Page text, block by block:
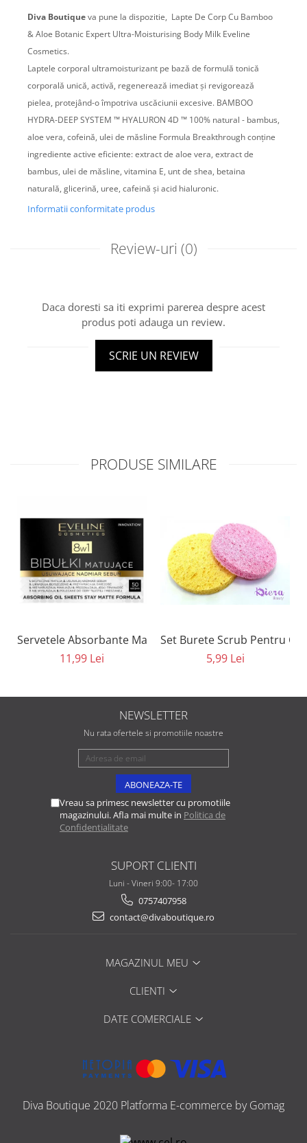
Diva Boutiqueva pune la dispozitie, Lapte De Corp Cu Bamboo
& Aloe Botanic Expert Ultra-Moisturising Body Milk Eveline
Cosmetics.
Laptele corporal ultramoisturizant pe bază de formulă tonică
corporală unică, activă, regenerează imediat și revigorează
pielea, protejând-o împotriva uscăciunii excesive. BAMBOO
HYDRA-DEEP SYSTEM ™ HYALURON 4D ™ 100% natural - bambus,
aloe vera, cofeină, ulei de măsline Formula Breakthrough conține
ingrediente active eficiente: extract de aloe vera, extract de
bambus, ulei de măsline, vitamina E, unt de shea, betaina
naturală, glicerină, uree, cafeină și acid hialuronic.
Informatii conformitate produs
Review-uri (0)
Daca doresti sa iti exprimi parerea despre acest
produs poti adauga un review.
SCRIE UN REVIEW
PRODUSE SIMILARE
Servetele Absorbante Matifiante 8 in 1 Eveline
11,99 Lei
Set Burete Scrub Pentru
5,99 Lei
NEWSLETTER
Nu rata ofertele si promotiile noastre
Vreau sa primesc newsletter cu promotiile
magazinului. Afla mai multe in Politica de
Confidentialitate
SUPORT CLIENTI
Luni - Vineri 9:00- 17:00
0757407958
contact@divaboutique.ro
MAGAZINUL MEU
CLIENTI
DATE COMERCIALE
Diva Boutique 2020 Platforma E-commerce by Gomag